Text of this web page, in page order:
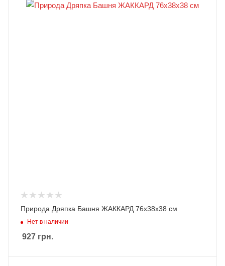
Природа Дряпка Башня ЖАККАРД 76х38х38 см
Нет в наличии
927 грн.